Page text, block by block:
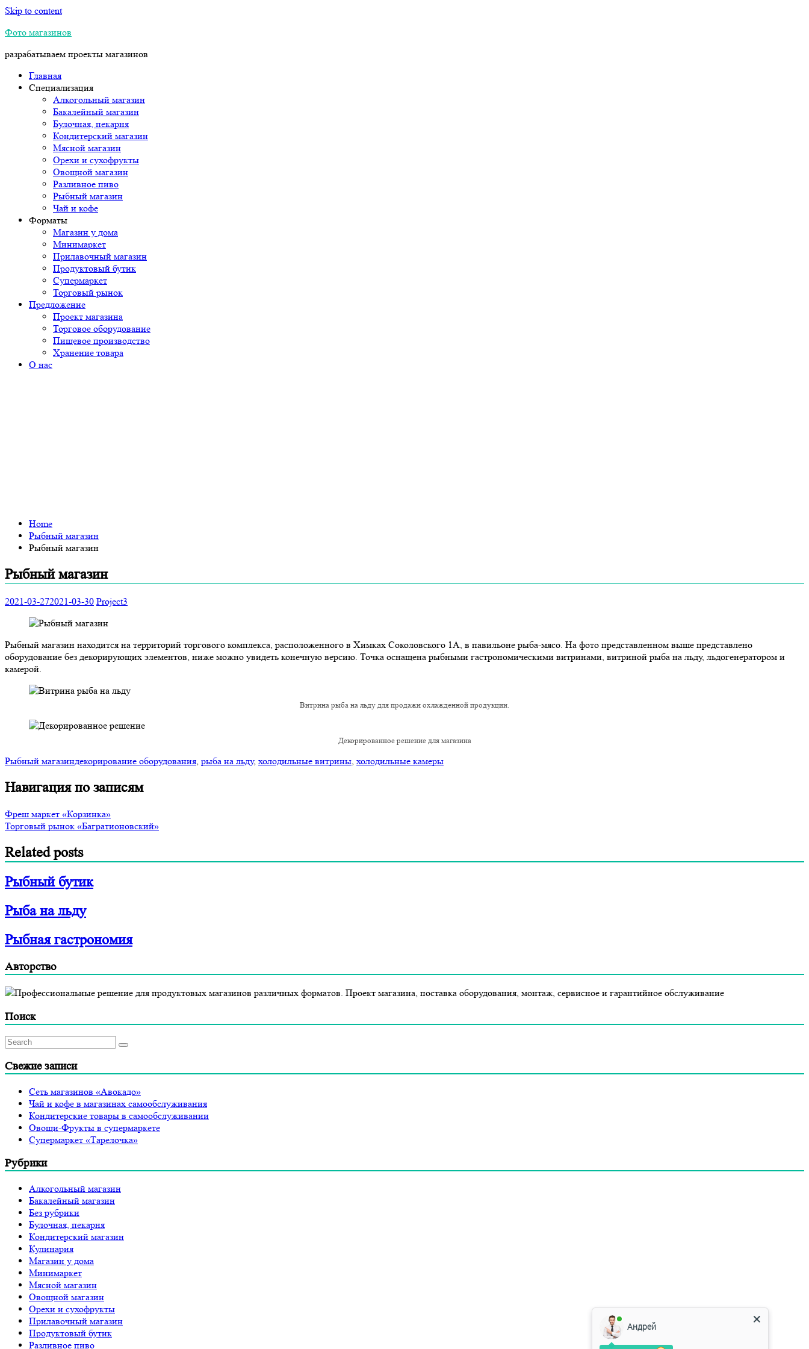
Skip to content
Фото магазинов
разрабатываем проекты магазинов
Главная
Специализация
Алкогольный магазин
Бакалейный магазин
Булочная, пекарня
Кондитерский магазин
Мясной магазин
Орехи и сухофрукты
Овощной магазин
Разливное пиво
Рыбный магазин
Чай и кофе
Форматы
Магазин у дома
Минимаркет
Прилавочный магазин
Продуктовый бутик
Супермаркет
Торговый рынок
Предложение
Проект магазина
Торговое оборудование
Пищевое производство
Хранение товара
О нас
Home
Рыбный магазин
Рыбный магазин
Рыбный магазин
2021-03-272021-03-30 Project3
Рыбный магазин находится на территорий торгового комплекса, расположенного в Химках Соколовского 1А, в павильоне рыба-мясо. На фото представленном выше представлено
оборудование без декорирующих элементов, ниже можно увидеть конечную версию. Точка оснащена рыбными гастрономическими витринами, витриной рыба на льду, льдогенератором и
камерой.
Витрина рыба на льду для продажи охлажденной продукции.
Декорированное решение для магазина
Рыбный магазиндекорирование оборудования, рыба на льду, холодильные витрины, холодильные камеры
Навигация по записям
Фреш маркет «Корзинка»
Торговый рынок «Багратионовский»
Related posts
Рыбный бутик
Рыба на льду
Рыбная гастрономия
Авторство
Профессиональные решение для продуктовых магазинов различных форматов. Проект магазина, поставка оборудования, монтаж, сервисное и гарантийное обслуживание
Поиск
Свежие записи
Сеть магазинов «Авокадо»
Чай и кофе в магазинах самообслуживания
Кондитерские товары в самообслуживании
Овощи-Фрукты в супермаркете
Супермаркет «Тарелочка»
Рубрики
Алкогольный магазин
Бакалейный магазин
Без рубрики
Булочная, пекарня
Кондитерский магазин
Кулинария
Магазин у дома
Минимаркет
Мясной магазин
Овощной магазин
Орехи и сухофрукты
Прилавочный магазин
Продуктовый бутик
Разливное пиво
Здравствуйте